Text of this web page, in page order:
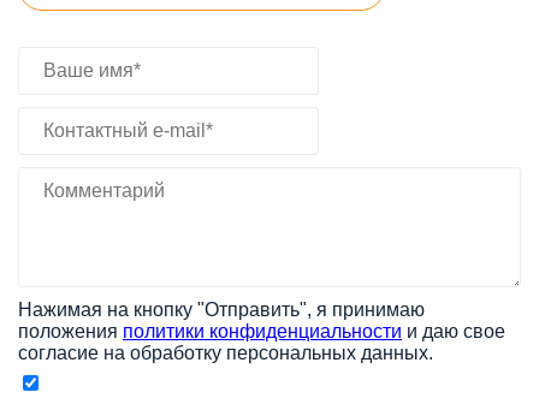
Нажимая на кнопку "Отправить", я принимаю
положения политики конфиденциальности и даю свое
согласие на обработку персональных данных.